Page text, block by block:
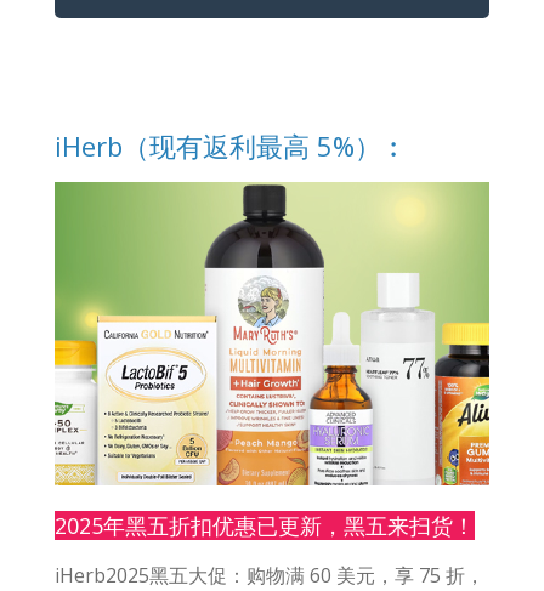
iHerb（现有返利最高 5%）︰
2025年黑五折扣优惠已更新，黑五来扫货！
iHerb2025黑五大促：购物满 60 美元，享 75 折，